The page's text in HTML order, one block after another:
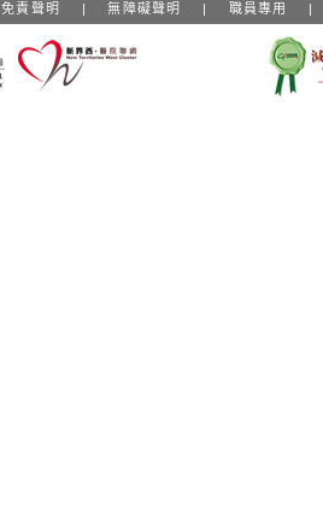
免責聲明 | 無障礙聲明 | 職員專用